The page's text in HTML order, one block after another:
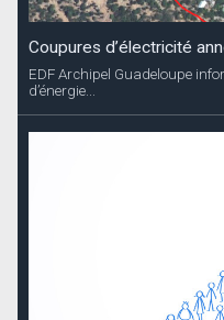
Coupures d’électricité
EDF Archipel Guadeloupe
d’énergie...